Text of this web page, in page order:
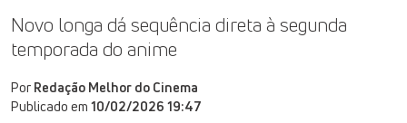
Novo longa dá sequência direta à segunda
temporada do anime
Por Redação Melhor do Cinema
Publicado em 10/02/2026 19:47